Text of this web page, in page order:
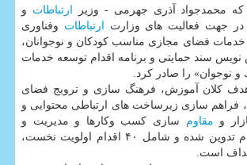
محمدجواد آذری جهرمی - وزیر ارتباطات و
در جهت فعالیت های وزارت ارتباطات وفناوری
خدمات فضای مجازی مناسب كودكان و نوجوانان،
نویس سند حمایتی و برنامه اقدام توسعه خدمات
نوجوان» را صادر كرد.
كلان آموزش، فرهنگ سازی و ترویج فضای
فراهم سازی زیرساخت های ارتباطی محتوایی و
و مقاوم سازی كسب وكارها و مدیریت و
راهبری برنامه اقدام تدوین شده و شامل ۴۰ اقدام اولویت نخست،
است.